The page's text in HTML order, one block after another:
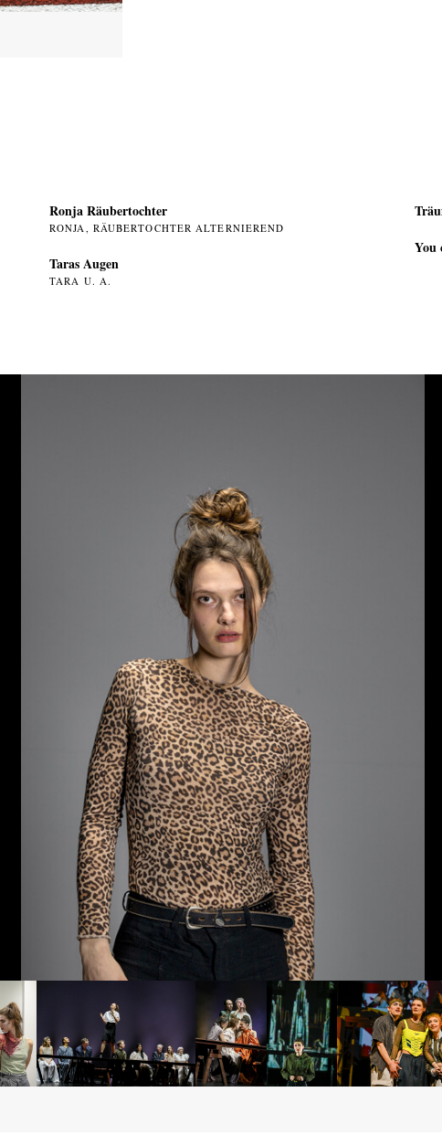
Ronja Räubertochter
RONJA, RÄUBERTOCHTER ALTERNIEREND
Taras Augen
TARA U. A.
You